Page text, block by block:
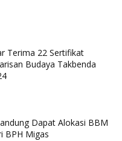
Terima 22 Sertifikat
Budaya Takbenda
Dapat Alokasi BBM
BPH Migas